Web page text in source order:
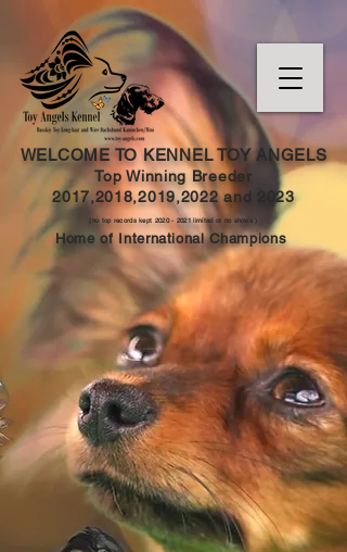
WELCOME TO KENNEL TOY ANGELS
Top Winning Breeder
2017,2018,2019,2022 and 2023
(no top records kept 2020 - 2021limited or no shows )
Home of International Champions